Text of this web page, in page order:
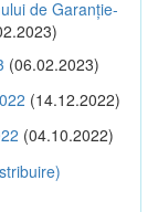
de Garanție-
(06.02.2023)
(14.12.2022)
(04.10.2022)